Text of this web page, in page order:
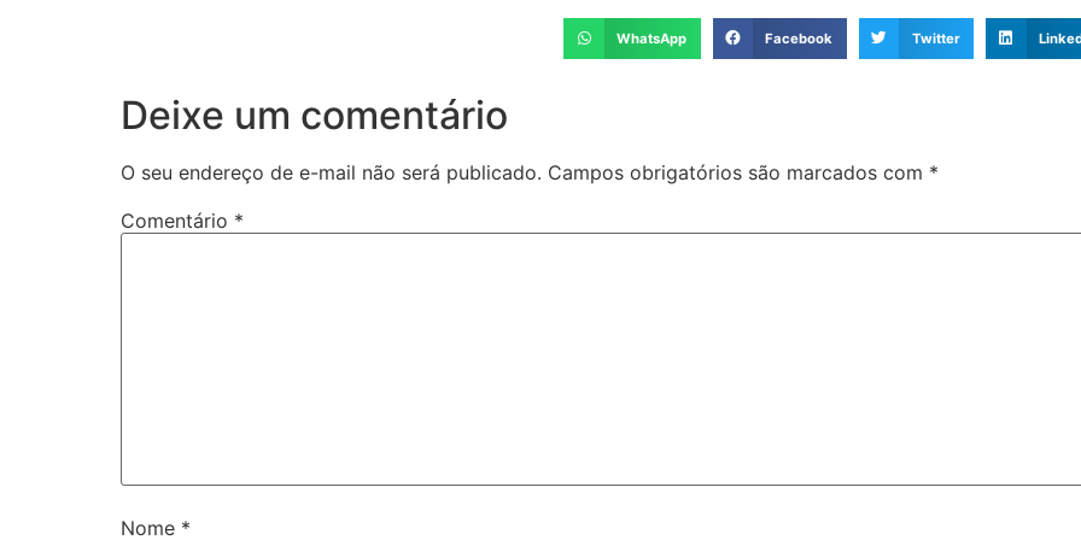
WhatsApp Facebook Twitter
Deixe um comentário
O seu endereço de e-mail não será publicado. Campos obrigatórios são marcados com *
Comentário *
Nome *